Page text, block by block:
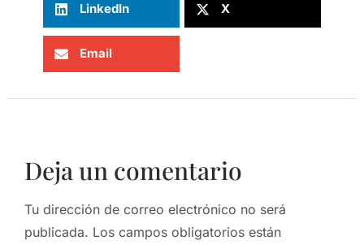
LinkedIn X
Email
Deja un comentario
Tu dirección de correo electrónico no será
publicada. Los campos obligatorios están